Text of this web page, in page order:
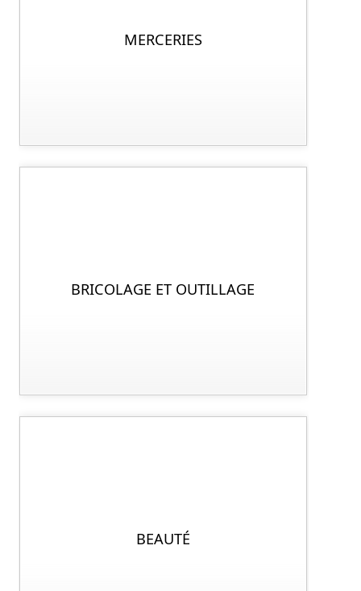
MERCERIES
BRICOLAGE ET OUTILLAGE
BEAUTÉ